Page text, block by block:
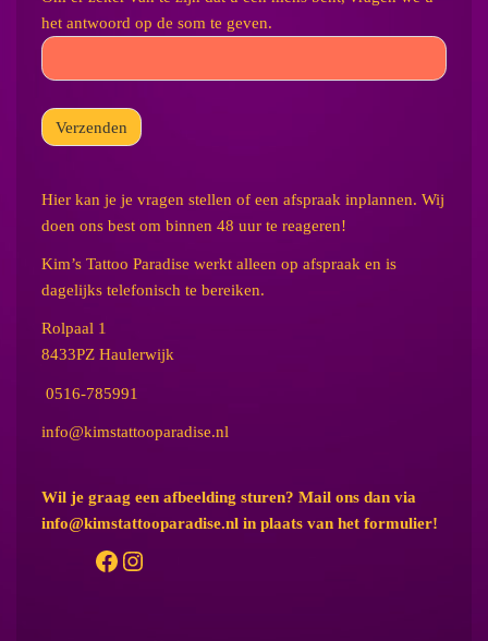
het antwoord op de som te geven.
Hier kan je je vragen stellen of een afspraak inplannen. Wij
doen ons best om binnen 48 uur te reageren!
Kim’s Tattoo Paradise werkt alleen op afspraak en is
dagelijks telefonisch te bereiken.
Rolpaal 1
8433PZ Haulerwijk
0516-785991
info@kimstattooparadise.nl
Wil je graag een afbeelding sturen? Mail ons dan via
info@kimstattooparadise.nl in plaats van het formulier!
Facebook Instagram